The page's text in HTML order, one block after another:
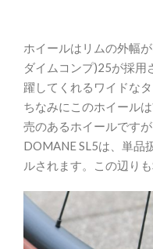
ホイールはリムの外幅
ダイムコンプ)25が採用
躍してくれるワイドな
ちなみにこのホイール
売のあるホイールです
DOMANE SL5は、単品
ルされます。この辺り